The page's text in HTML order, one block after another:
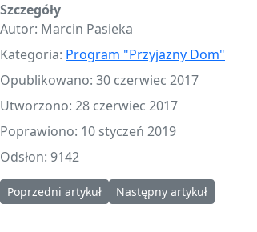
Szczegóły
Autor: Marcin Pasieka
Kategoria: Program "Przyjazny Dom"
Opublikowano: 30 czerwiec 2017
Utworzono: 28 czerwiec 2017
Poprawiono: 10 styczeń 2019
Odsłon: 9142
Poprzedni artykuł: Nabór wniosków Nr 1/
Poprzedni artykuł Następny artykuł:
Następny artykuł